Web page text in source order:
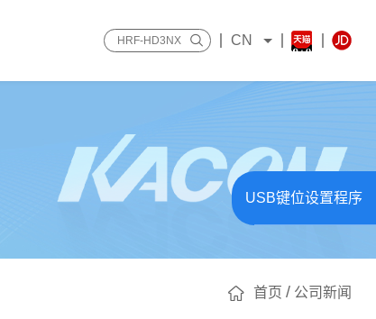
CN
首页 / 公司新闻
USB键位设置程序